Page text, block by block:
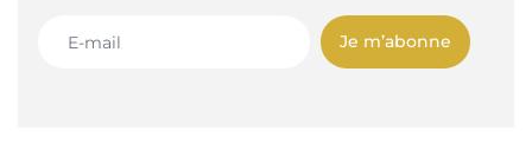
Je m’abonne